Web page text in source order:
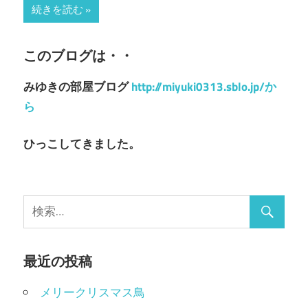
続きを読む
このブログは・・
みゆきの部屋ブログhttp://miyuki0313.sblo.jp/か
ら
ひっこしてきました。
最近の投稿
メリークリスマス鳥